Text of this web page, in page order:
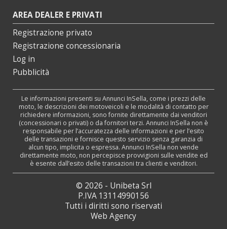
AREA DEALER E PRIVATI
Registrazione privato
Registrazione concessionaria
Log in
Pubblicità
Le informazioni presenti su Annunci InSella, come i prezzi delle
moto, le descrizioni dei motoveicoli e le modalità di contatto per
richiedere informazioni, sono fornite direttamente dai venditori
(concessionari o privati) o da fornitori terzi. Annunci InSella non è
responsabile per l’accuratezza delle informazioni e per l’esito
delle transazioni e fornisce questo servizio senza garanzia di
alcun tipo, implicita o espressa. Annunci InSella non vende
direttamente moto, non percepisce provvigioni sulle vendite ed
è esente dall’esito delle transazioni tra clienti e venditori.
© 2026 - Unibeta Srl
P.IVA 13114990156
Tutti i diritti sono riservati
Web Agency